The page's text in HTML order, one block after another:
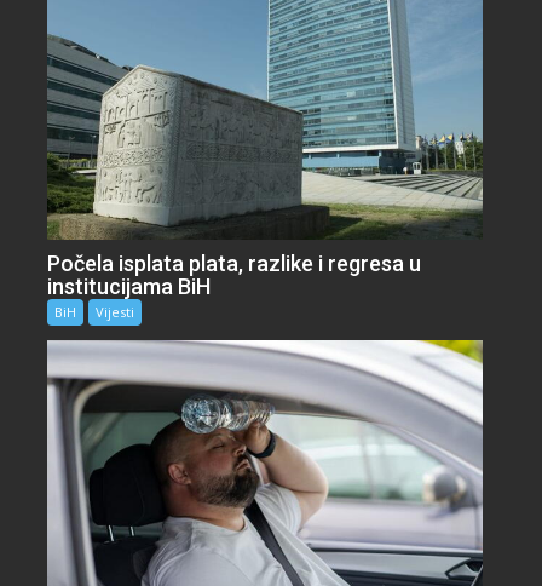
Počela isplata plata, razlike i regresa u
institucijama BiH
BiH Vijesti